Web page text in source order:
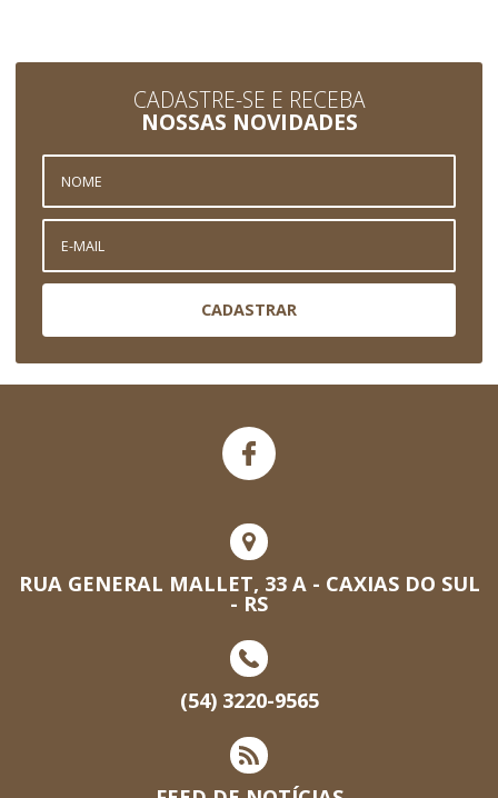
CADASTRE-SE E RECEBA
NOSSAS NOVIDADES
CADASTRAR
RUA GENERAL MALLET, 33 A - CAXIAS DO SUL
- RS
(54) 3220-9565